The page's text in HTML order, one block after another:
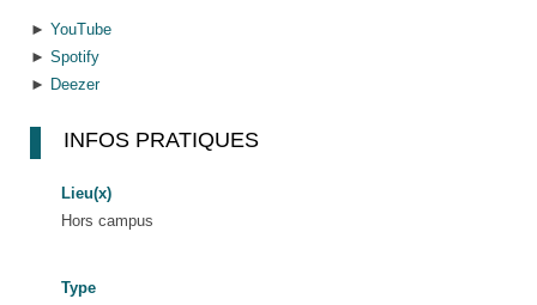
► YouTube
► Spotify
► Deezer
INFOS PRATIQUES
Lieu(x)
Hors campus
Type